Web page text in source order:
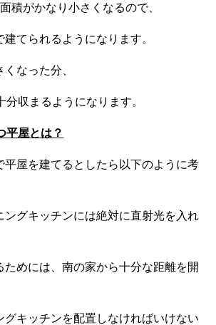
積がかなり小さくなるので、
てられるようになります。
なった分、
収まるようになります。
平屋とは？
平屋を建てるとしたら以下のように考
ングキッチンには絶対に直射光を入れ
ためには、南の家から十分な距離を開
グキッチンを配置しなければいけない